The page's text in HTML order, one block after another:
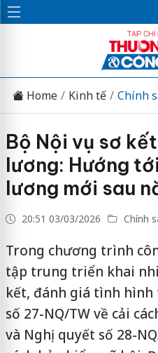
Home Kinh tế Chính
Bộ Nội vụ sơ
lương: Hướng
lương mới sau
20:51 03/03/2026 Chính
Trong chương trình
tập trung triển khai
kết, đánh giá tình
số 27-NQ/TW về cải
và Nghị quyết số 28-